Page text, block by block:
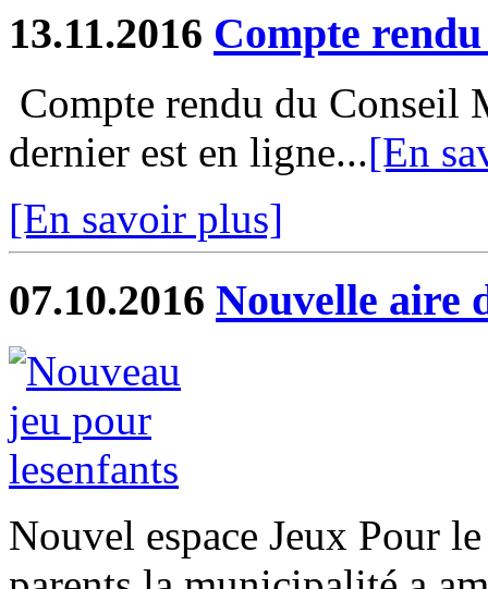
13.11.2016 Compte
Compte rendu du Conseil
dernier est en ligne...[En
[En savoir plus]
07.10.2016 Nouvelle aire
Nouvel espace Jeux Pour